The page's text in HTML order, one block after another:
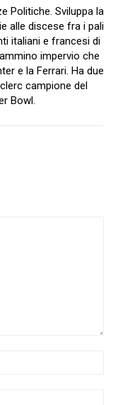
Politiche. Sviluppa la
alle discese fra i pali
italiani e francesi di
impervio che
e la Ferrari. Ha due
campione del
Bowl.